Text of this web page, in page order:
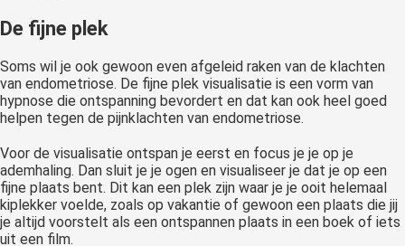
De fijne plek
Soms wil je ook gewoon even afgeleid raken van de klachten
van endometriose. De fijne plek visualisatie is een vorm van
hypnose die ontspanning bevordert en dat kan ook heel goed
helpen tegen de pijnklachten van endometriose.
Voor de visualisatie ontspan je eerst en focus je je op je
ademhaling. Dan sluit je je ogen en visualiseer je dat je op een
fijne plaats bent. Dit kan een plek zijn waar je je ooit helemaal
kiplekker voelde, zoals op vakantie of gewoon een plaats die jij
je altijd voorstelt als een ontspannen plaats in een boek of iets
uit een film.